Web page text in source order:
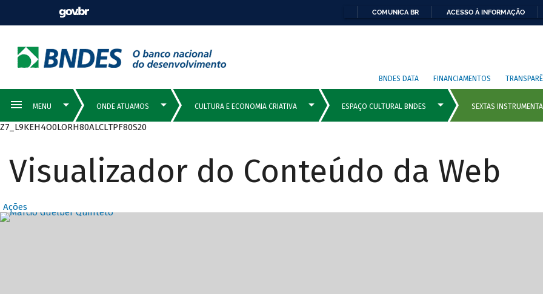
COMUNICA BR ACESSO À INFORMAÇÃO
BNDES DATA FINANCIAMENTOS
Z7_L9KEH4O0LORH80ALCLTPF80S20
Visualizador do Conteúdo da Web
Ações
Destaques Principais com